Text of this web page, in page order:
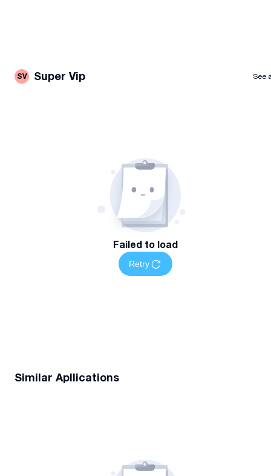
SV Super Vip See
Failed to load
Retry
Similar Apllications